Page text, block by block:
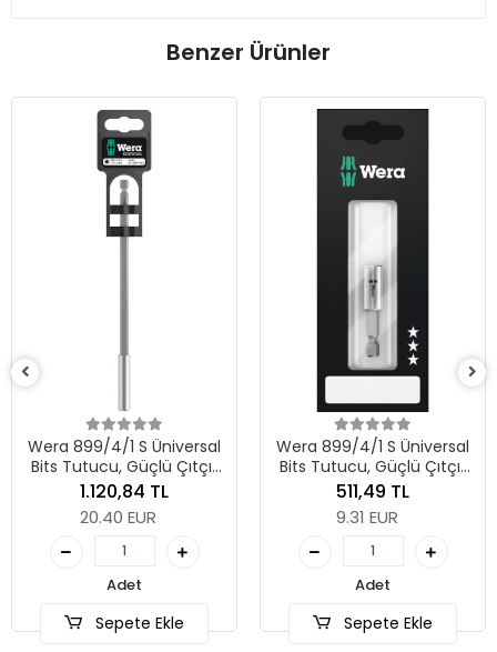
Benzer Ürünler
Wera 899/4/1 S Üniversal
Bits Tutucu, Güçlü Çıtçıt
Halkalı, 1/4" x 200 mm
1.120,84 TL
20.40 EUR
Adet
Sepete Ekle
Wera 899/4/1 S Üniversal
Bits Tutucu, Güçlü Çıtçıt
Halkalı, 1/4" x 50 mm
511,49 TL
9.31 EUR
Adet
Sepete Ekle